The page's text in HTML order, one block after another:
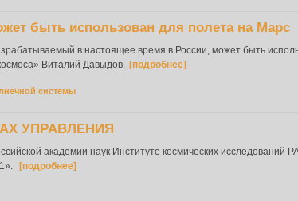
быть использован для полета на Марс
в настоящее время в России, может быть
Виталий Давыдов. [подробнее]
системы
УПРАВЛЕНИЯ
академии наук Институте космических исследований
[подробнее]